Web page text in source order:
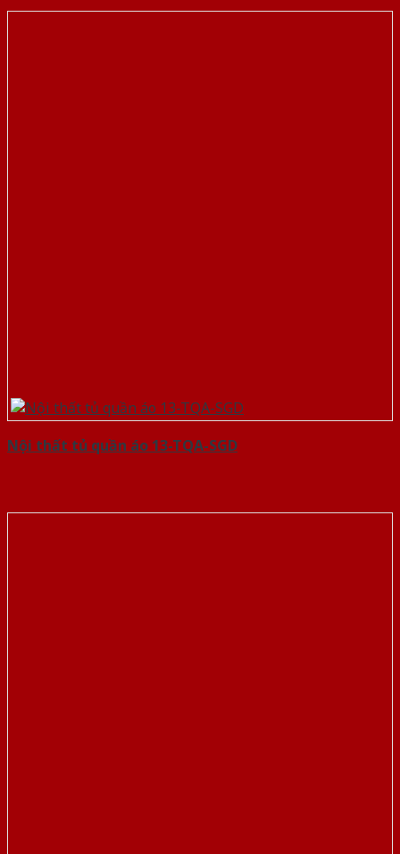
Nội thất tủ quần áo 13-TQA-SGD